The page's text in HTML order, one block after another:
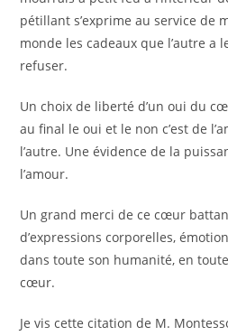
pétillant s’exprime au service de
monde les cadeaux que l’autre a
refuser.
Un choix de liberté d’un oui du
au final le oui et le non c’est de
l’autre. Une évidence de la
l’amour.
Un grand merci de ce cœur
d’expressions corporelles,
dans toute son humanité, en
cœur.
Je vis cette citation de M.